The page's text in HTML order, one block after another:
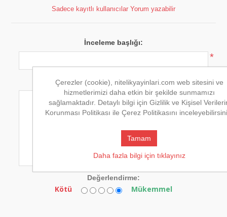
Sadece kayıtlı kullanıcılar Yorum yazabilir
İnceleme başlığı:
*
Yorum metni:
*
Değerlendirme:
Kötü Mükemmel
Çerezler (cookie), nitelikyayinlari.com web sitesini ve
hizmetlerimizi daha etkin bir şekilde sunmamızı
sağlamaktadır. Detaylı bilgi için Gizlilik ve Kişisel
Korunması Politikası ile Çerez Politikasını
Tamam
Daha fazla bilgi için tıklayınız